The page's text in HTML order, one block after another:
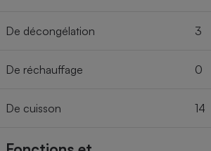
De décongélation 3
De réchauffage 0
De cuisson 14